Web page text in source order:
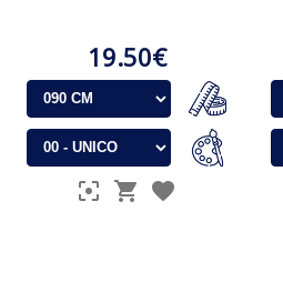
19.50€